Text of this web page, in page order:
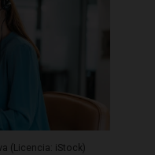
(Licencia: iStock)